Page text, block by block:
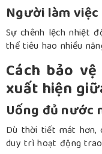
Người làm
Sự chênh lệch nhiệt
thể tiêu hao nhiều
Cách bảo
xuất hiện
Uống đủ nước
Dù thời tiết mát hơn,
duy trì hoạt động